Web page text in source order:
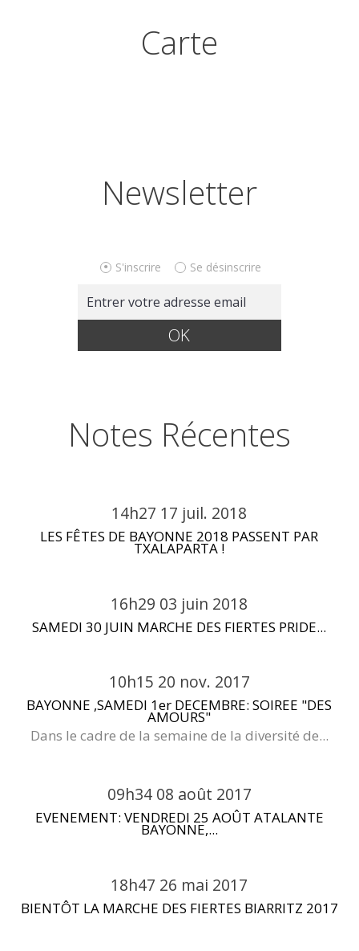
Carte
Newsletter
S'inscrire Se désinscrire
Notes Récentes
14h27 17 juil. 2018
LES FÊTES DE BAYONNE 2018 PASSENT PAR
TXALAPARTA !
16h29 03 juin 2018
SAMEDI 30 JUIN MARCHE DES FIERTES PRIDE...
10h15 20 nov. 2017
BAYONNE ,SAMEDI 1er DECEMBRE: SOIREE "DES
AMOURS"
Dans le cadre de la semaine de la diversité de...
09h34 08 août 2017
EVENEMENT: VENDREDI 25 AOÛT ATALANTE
BAYONNE,...
18h47 26 mai 2017
BIENTÔT LA MARCHE DES FIERTES BIARRITZ 2017